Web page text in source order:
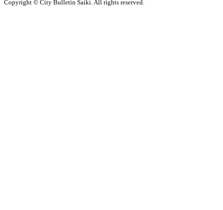
Copyright © City Bulletin Saiki. All rights reserved.